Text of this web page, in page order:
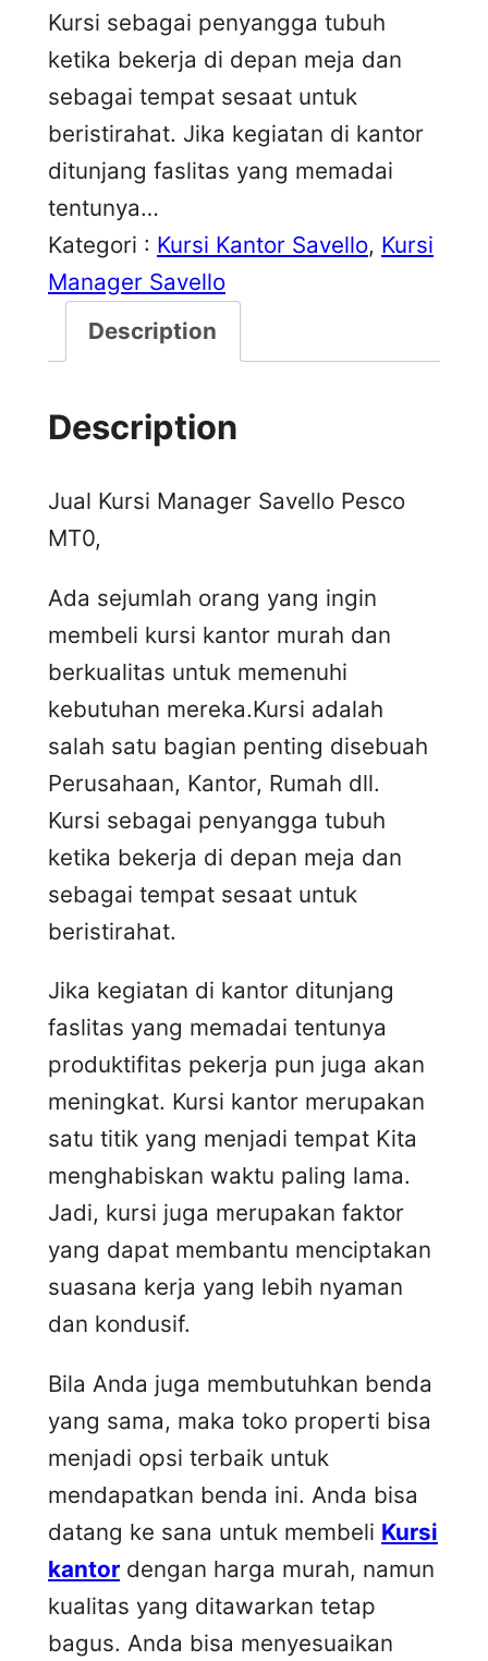
Kursi sebagai penyangga tubuh
ketika bekerja di depan meja dan
sebagai tempat sesaat untuk
beristirahat. Jika kegiatan di kantor
ditunjang faslitas yang memadai
tentunya…
Kategori : Kursi Kantor Savello, Kursi
Manager Savello
Description
Description
Jual Kursi Manager Savello Pesco
MT0,
Ada sejumlah orang yang ingin
membeli kursi kantor murah dan
berkualitas untuk memenuhi
kebutuhan mereka.Kursi adalah
salah satu bagian penting disebuah
Perusahaan, Kantor, Rumah dll.
Kursi sebagai penyangga tubuh
ketika bekerja di depan meja dan
sebagai tempat sesaat untuk
beristirahat.
Jika kegiatan di kantor ditunjang
faslitas yang memadai tentunya
produktifitas pekerja pun juga akan
meningkat. Kursi kantor merupakan
satu titik yang menjadi tempat Kita
menghabiskan waktu paling lama.
Jadi, kursi juga merupakan faktor
yang dapat membantu menciptakan
suasana kerja yang lebih nyaman
dan kondusif.
Bila Anda juga membutuhkan benda
yang sama, maka toko properti bisa
menjadi opsi terbaik untuk
mendapatkan benda ini. Anda bisa
datang ke sana untuk membeli Kursi
kantor dengan harga murah, namun
kualitas yang ditawarkan tetap
bagus. Anda bisa menyesuaikan